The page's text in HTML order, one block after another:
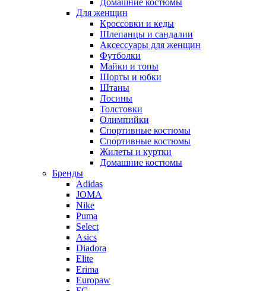
Домашние костюмы
Для женщин
Кроссовки и кеды
Шлепанцы и сандалии
Аксессуары для женщин
Футболки
Майки и топы
Шорты и юбки
Штаны
Лосины
Толстовки
Олимпийки
Спортивные костюмы
Спортивные костюмы
Жилеты и куртки
Домашние костюмы
Бренды
Adidas
JOMA
Nike
Puma
Select
Asics
Diadora
Elite
Erima
Europaw